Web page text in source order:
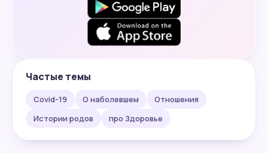
Частые темы
Covid-19 О наболевшем
Отношения
Истории родов
про Здоровье